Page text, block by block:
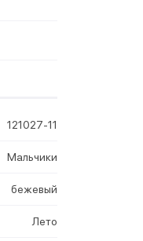
121027-11
Мальчики
бежевый
Лето